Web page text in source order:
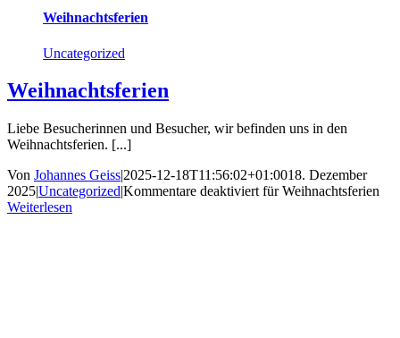
Weihnachtsferien
Uncategorized
Weihnachtsferien
Liebe Besucherinnen und Besucher, wir befinden uns in den
Weihnachtsferien. [...]
Von Johannes Geiss|2025-12-18T11:56:02+01:0018. Dezember
2025|Uncategorized|Kommentare deaktiviert für Weihnachtsferien
Weiterlesen